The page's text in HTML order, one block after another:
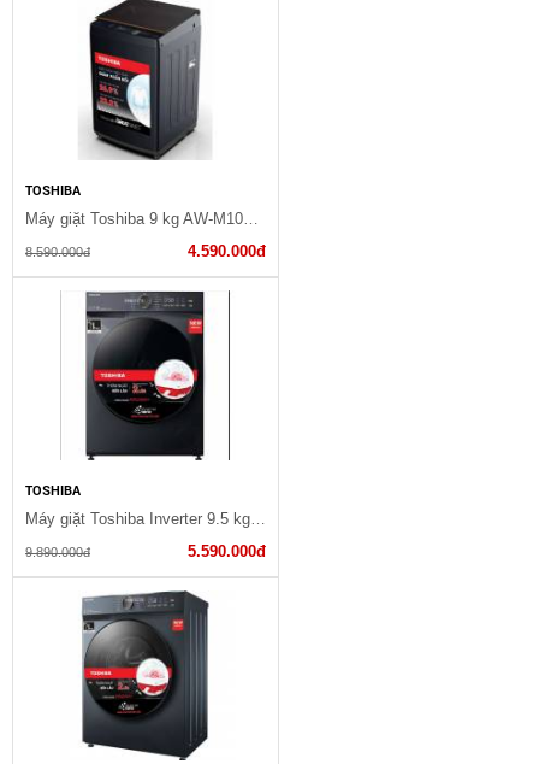
TOSHIBA
Máy giặt Toshiba 9 kg AW-M1000FV(MK)
8.590.000đ 4.590.000đ
TOSHIBA
Máy giặt Toshiba Inverter 9.5 kg TW-T21BU105UWVMG(SG)
9.890.000đ 5.590.000đ